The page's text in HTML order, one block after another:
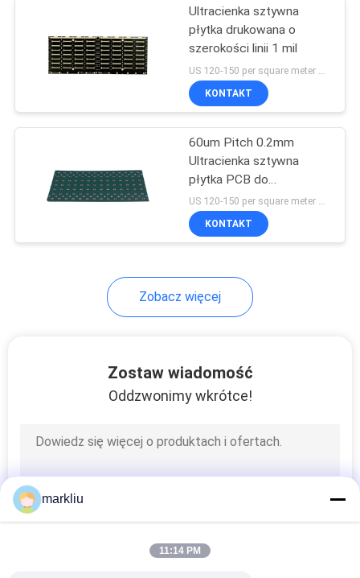
Inne ultracienkie
podłoże
płytka PCB
PCB sprzętu
medycznego
Ultracienka sztywna
płytka drukowana o
szerokości linii 1 mil
KONTAKT
60um Pitch 0.2mm
Ultracienka sztywna
płytka PCB do
energoelektroniki
US 120-150 per square meter MOQ:1 metr kwadratowy
KONTAKT
Zobacz więcej
Zostaw wiadomość
Oddzwonimy wkrótce!
markliu
11:14 PM